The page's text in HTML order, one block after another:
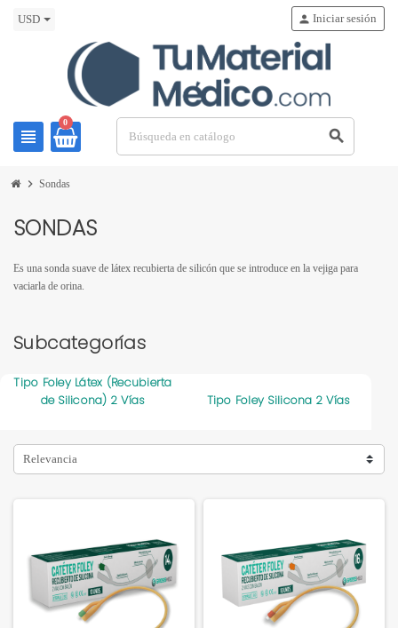
USD
view_headline
person Iniciar sesión
0
search
chevron_right Sondas
SONDAS
Es una sonda suave de látex recubierta de silicón que se introduce en la vejiga para
vaciarla de orina.
Subcategorías
Tipo Foley Látex (Recubierta
de Silicona) 2 Vías
Tipo Foley Silicona 2 Vías
Relevancia